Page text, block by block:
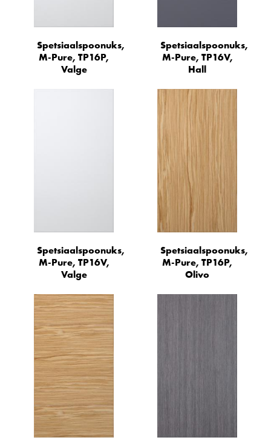
Spetsiaalspoonuks,
M-Pure, TP16P,
Valge
Spetsiaalspoonuks,
M-Pure, TP16V,
Hall
Spetsiaalspoonuks,
M-Pure, TP16V,
Valge
Spetsiaalspoonuks,
M-Pure, TP16P,
Olivo